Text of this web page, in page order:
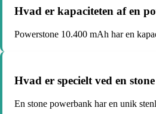
Hvad er kapaciteten af en
Powerstone 10.400 mAh har en
Hvad er specielt ved en
En stone powerbank har en unik